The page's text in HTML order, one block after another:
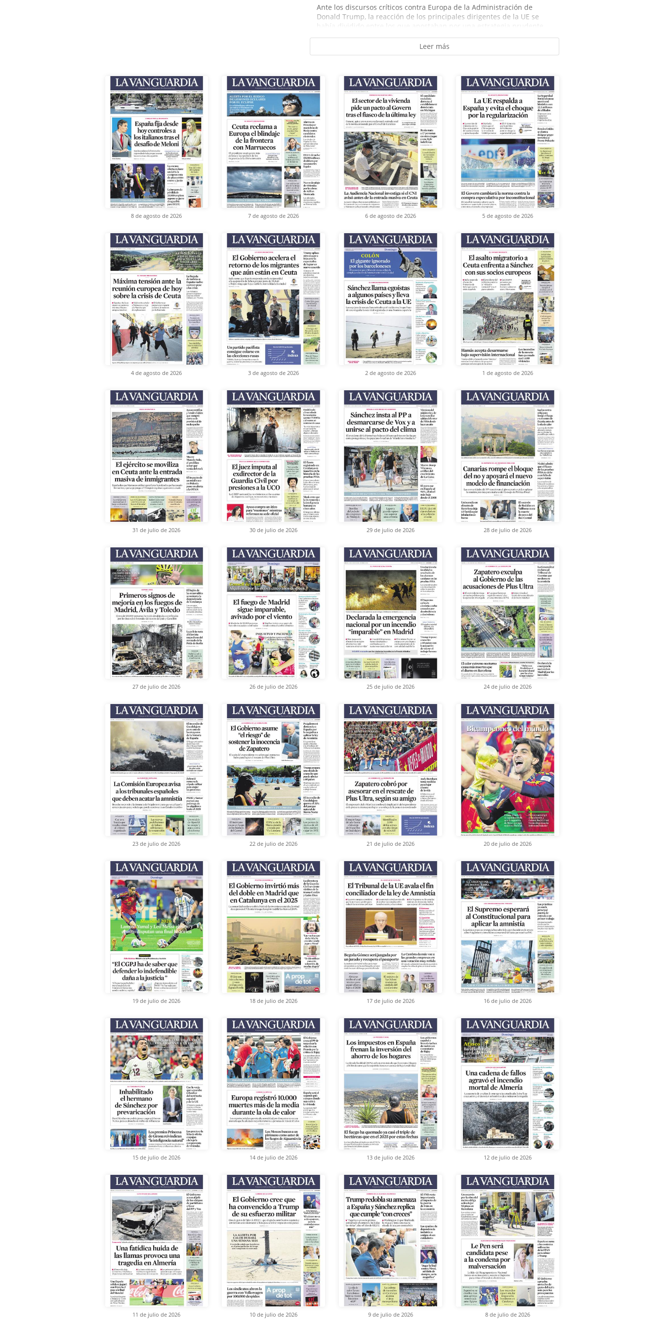
Ante los discursos críticos contra Europa de la Administración de
Donald Trump, la reacción de los principales dirigentes de la UE se
había dividido entre los que apostaban por una estrategia prudente...
Leer más
8 de agosto de 2026 7 de agosto de 2026 6 de agosto de 2026 5 de agosto de 2026
4 de agosto de 2026 3 de agosto de 2026 2 de agosto de 2026 1 de agosto de 2026
31 de julio de 2026 30 de julio de 2026 29 de julio de 2026 28 de julio de 2026
27 de julio de 2026 26 de julio de 2026 25 de julio de 2026 24 de julio de 2026
23 de julio de 2026 22 de julio de 2026 21 de julio de 2026 20 de julio de 2026
19 de julio de 2026 18 de julio de 2026 17 de julio de 2026 16 de julio de 2026
15 de julio de 2026 14 de julio de 2026 13 de julio de 2026 12 de julio de 2026
11 de julio de 2026 10 de julio de 2026 9 de julio de 2026 8 de julio de 2026